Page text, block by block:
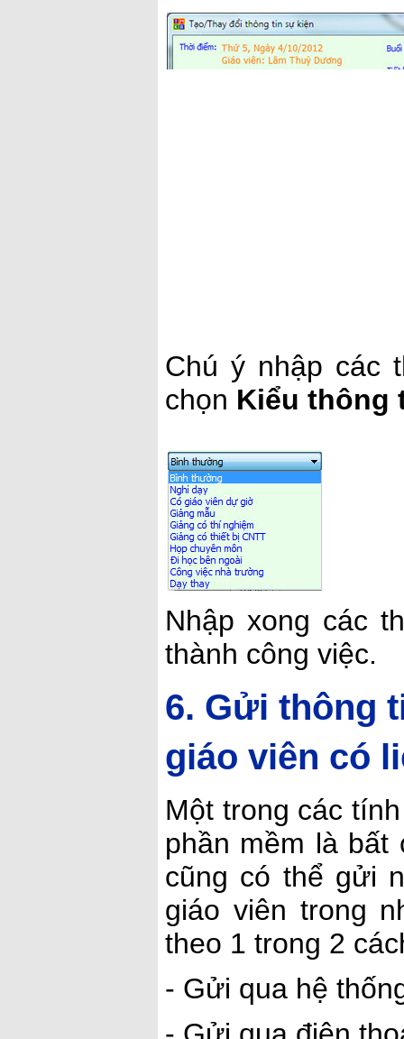
Chú ý nhập các
chọn Kiểu thông
Nhập xong các
thành công việc.
6. Gửi thông
giáo viên có
Một trong các
phần mềm là
cũng có thể gửi
giáo viên trong
theo 1 trong 2
- Gửi qua hệ